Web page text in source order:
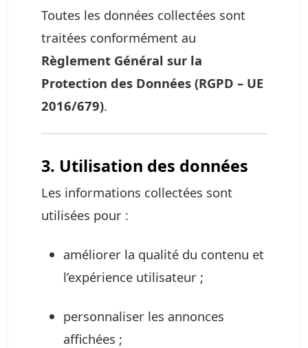
Toutes les données collectées sont
traitées conformément au
Règlement Général sur la
Protection des Données (RGPD – UE
2016/679).
3. Utilisation des données
Les informations collectées sont
utilisées pour :
améliorer la qualité du contenu et
l’expérience utilisateur ;
personnaliser les annonces
affichées ;